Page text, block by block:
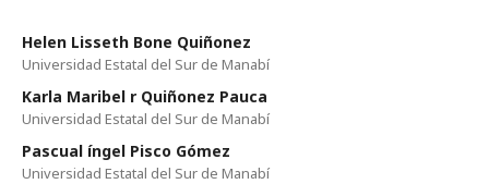
Helen Lisseth Bone Quiñonez
Universidad Estatal del Sur de Manabí­
Karla Maribel r Quiñonez Pauca
Universidad Estatal del Sur de Manabí­
Pascual íngel Pisco Gómez
Universidad Estatal del Sur de Manabí­